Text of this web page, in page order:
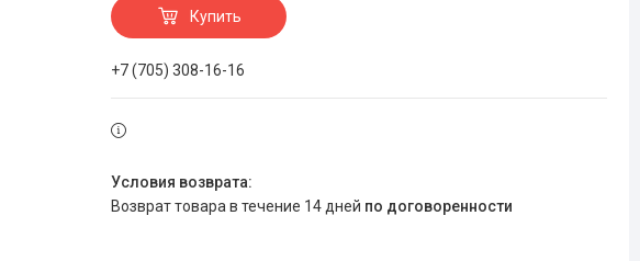
Купить
+7 (705) 308-16-16
возврат товара в течение 14 дней по договоренности